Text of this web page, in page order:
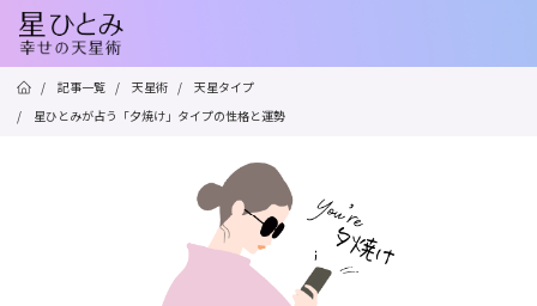
/ 記事一覧 / 天星術 /
天星タイプ
/
星ひとみが占う「夕焼け」タイプの性格と運勢